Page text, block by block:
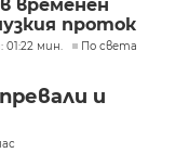
временен
проток
01:22 мин. По света
и